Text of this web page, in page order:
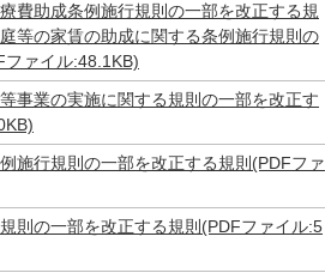
費助成条例施行規則の一部を改正する規
等の家賃の助成に関する条例施行規則の
ァイル:48.1KB)
事業の実施に関する規則の一部を改正す
施行規則の一部を改正する規則(PDFファ
則の一部を改正する規則(PDFファイル:5